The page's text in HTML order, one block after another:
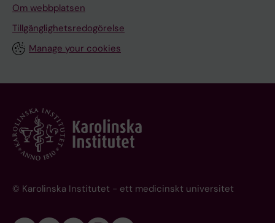
Om webbplatsen
Tillgänglighetsredogörelse
Manage your cookies
© Karolinska Institutet - ett medicinskt universitet